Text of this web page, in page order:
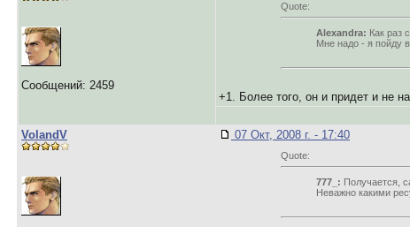
Сообщений: 2459
Quote:
Alexandra: Как раз
Мне надо - я пойду
+1. Более того, он и придет и не
VolandV 07 Окт, 2008 г. - 17:40
Quote:
777_: Получается,
Неважно какими